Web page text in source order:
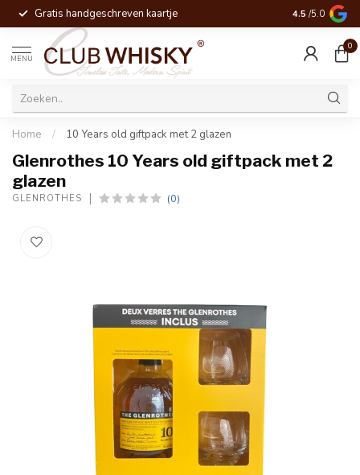
Gratis handgeschreven kaartje Voor 16:00
4.5 /5.0
MENU
0
Home / 10 Years old giftpack met 2 glazen
Glenrothes 10 Years old giftpack met 2
glazen
GLENROTHES (0)